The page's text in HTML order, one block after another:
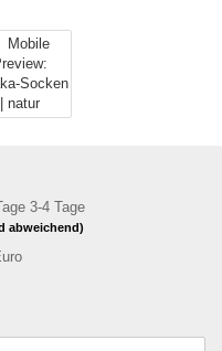
3-4 Tage
abweichend)